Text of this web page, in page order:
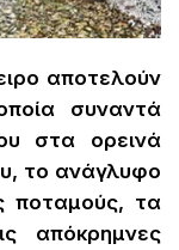
αποτελούν
συναντά
στα ορεινά
το ανάγλυφο
ποταμούς, τα
απόκρημνες